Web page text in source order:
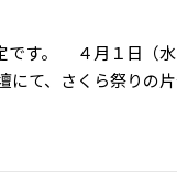
です。 ４月１日（
て、さくら祭りの